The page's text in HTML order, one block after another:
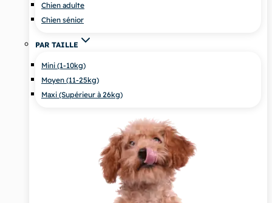
Chien adulte
Chien sénior
PAR TAILLE
Mini (1-10kg)
Moyen (11-25kg)
Maxi (Supérieur à 26kg)